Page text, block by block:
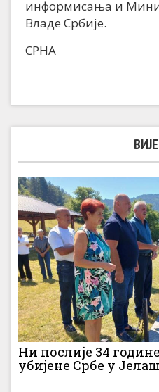
информисања и
Владе Србије.
СРНА
Ни послије 34
убијене Србе у